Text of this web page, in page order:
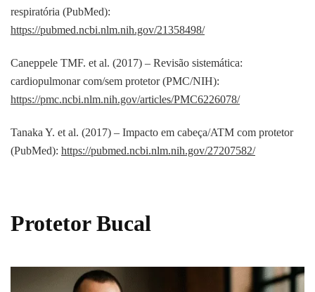
respiratória (PubMed):
https://pubmed.ncbi.nlm.nih.gov/21358498/
Caneppele TMF. et al. (2017) – Revisão sistemática:
cardiopulmonar com/sem protetor (PMC/NIH):
https://pmc.ncbi.nlm.nih.gov/articles/PMC6226078/
Tanaka Y. et al. (2017) – Impacto em cabeça/ATM com protetor
(PubMed): https://pubmed.ncbi.nlm.nih.gov/27207582/
Protetor Bucal